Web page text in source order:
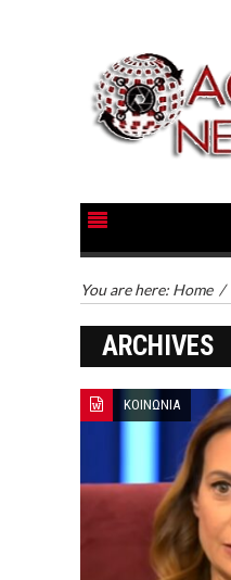
You are here: Home /
ARCHIVES
ΚΟΙΝΩΝΙΑ